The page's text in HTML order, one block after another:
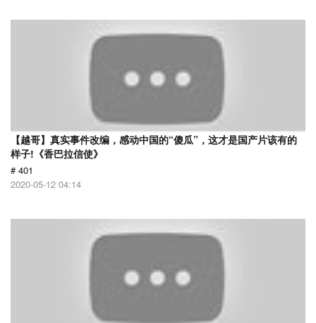
【越哥】真实事件改编，感动中国的“傻瓜”，这才是国产片该有的
样子!《香巴拉信使》
# 401
2020-05-12 04:14